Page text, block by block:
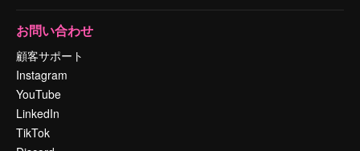
お問い合わせ
顧客サポート
Instagram
YouTube
LinkedIn
TikTok